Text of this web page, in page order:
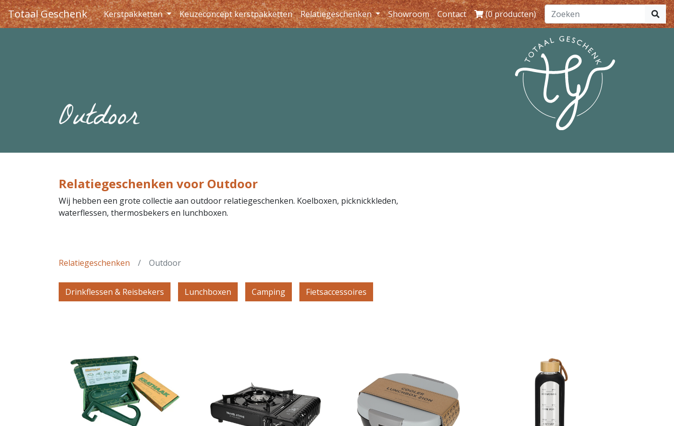
Totaal Geschenk Kerstpakketten Keuzeconcept kerstpakketten Relatiegeschenken Showroom Contact (0 producten)
Outdoor
Relatiegeschenken voor Outdoor
Wij hebben een grote collectie aan outdoor relatiegeschenken. Koelboxen, picknickkleden,
waterflessen, thermosbekers en lunchboxen.
Relatiegeschenken Outdoor
Drinkflessen & Reisbekers Lunchboxen Camping Fietsaccessoires